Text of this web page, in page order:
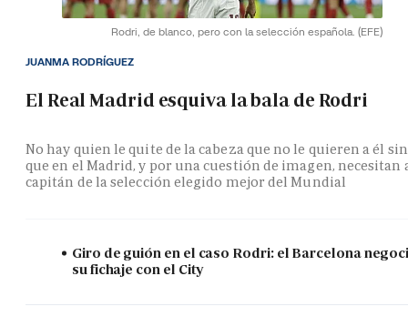
Rodri, de blanco, pero con la selección española. (EFE)
El Real Madrid esquiva la bala de Rodri
No hay quien le quite de la cabeza que no le quieren a él
que en el Madrid, y por una cuestión de imagen, necesitan
capitán de la selección elegido mejor del Mundial
JUANMA RODRÍGUEZ
Giro de guión en el caso Rodri: el Barcelona
su fichaje con el City